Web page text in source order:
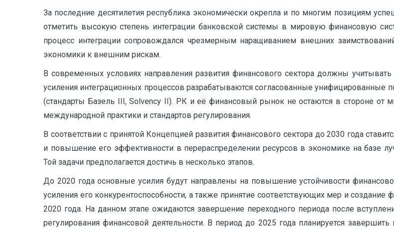
За последние десятилетия республика экономически окрепла и по многим позициям
отметить высокую степень интеграции банковской системы в мировую финансовую
процесс интеграции сопровождался чрезмер­ным наращиванием внешних
экономики к внешним рискам.
В современных условиях направления развития финансового сектора должны
усиления интеграционных процессов разрабатываются согласованные
(стандарты Базель III, Solvency II). РК и её финансовый рынок не остаются в стороне от
международной практики и стандартов регулирования.
В соответствии с принятой Концепцией развития финансового сектора до 2030 года
и повышение его эффективности в перераспределении ресурсов в экономике на базе
Той задачи предполагается достичь в несколько этапов.
До 2020 года основные усилия будут направлены на повышение устойчивости
усиления его конкурентоспособности, а также принятие соответствующих мер и
2020 года. На данном этапе ожидаются завершение переходного периода после
регулирования финансовой деятельности. В период до 2025 года планируется